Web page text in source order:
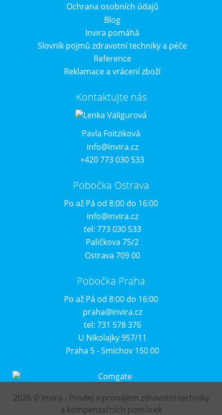
Ochrana osobních údajů
Blog
Invira pomáhá
Slovník pojmů zdravotní techniky a péče
Reference
Reklamace a vrácení zboží
Kontaktujte nás
Pavla Foitziková
info@invira.cz
+420 773 030 533
Pobočka Ostrava
Po až Pá od 8:00 do 16:00
info@invira.cz
tel: 773 030 533
Paličkova 75/2
Ostrava 709 00
Pobočka Praha
Po až Pá od 8:00 do 16:00
praha@invira.cz
tel: 731 578 376
U Nikolajky 957/11
Praha 5 - Smíchov 150 00
2026 © Invira - Prodej a pronájem zdravotní techniky
a kompenzačních pomůcek